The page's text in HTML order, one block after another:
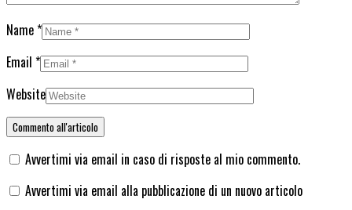
Name*
Email *
Website
Avvertimi via email in caso di risposte al mio commento.
Avvertimi via email alla pubblicazione di un nuovo articolo